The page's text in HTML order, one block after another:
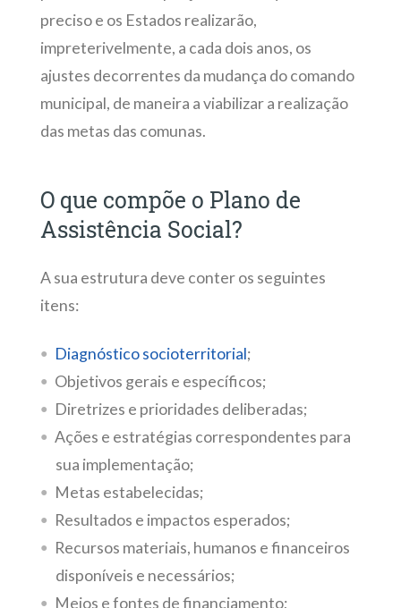
preciso e os Estados realizarão,
impreterivelmente, a cada dois anos, os
ajustes decorrentes da mudança do comando
municipal, de maneira a viabilizar a realização
das metas das comunas.
O que compõe o Plano de
Assistência Social?
A sua estrutura deve conter os seguintes
itens:
Diagnóstico socioterritorial;
Objetivos gerais e específicos;
Diretrizes e prioridades deliberadas;
Ações e estratégias correspondentes para
sua implementação;
Metas estabelecidas;
Resultados e impactos esperados;
Recursos materiais, humanos e financeiros
disponíveis e necessários;
Meios e fontes de financiamento;